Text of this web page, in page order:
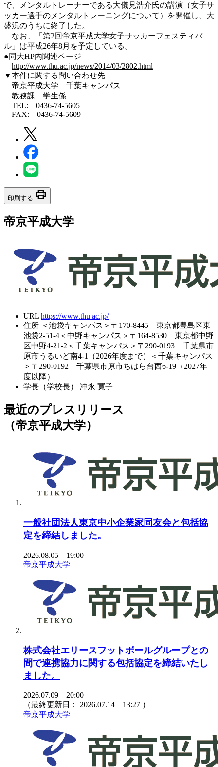
で、メンタルトレーナーである大儀見浩介氏の講演（女子サ
ッカー選手のメンタルトレーニングについて）を開催し、大
盛況のうちに終了した。
なお、「第2回帝京平成大学女子サッカーフェスティバ
ル」は平成26年8月を予定している。
●同大HP内関連ページ
http://www.thu.ac.jp/news/2014/03/2802.html
▼本件に関する問い合わせ先
帝京平成大学 千葉キャンパス
教務課 学生係
TEL: 0436-74-5605
FAX: 0436-74-5609
印刷する print
帝京平成大学
URL https://www.thu.ac.jp/
住所 ＜池袋キャンパス＞〒170-8445 東京都豊島区東
池袋2-51-4＜中野キャンパス＞〒164-8530 東京都中野
区中野4-21-2＜千葉キャンパス＞〒290-0193 千葉県市
原市うるいど南4-1（2026年度まで）＜千葉キャンパス
＞〒290-0192 千葉県市原市ちはら台西6-19（2027年
度以降）
学長（学校長）
冲永 寛子
最近のプレスリリース
（帝京平成大学）
一般社団法人東京中小企業家同友会と包括協
定を締結しました。
2026.08.05 19:00
帝京平成大学
株式会社エリースフットボールグループとの
間で連携協力に関する包括協定を締結いたし
ました。
2026.07.09 20:00
（最終更新日： 2026.07.14 13:27 ）
帝京平成大学